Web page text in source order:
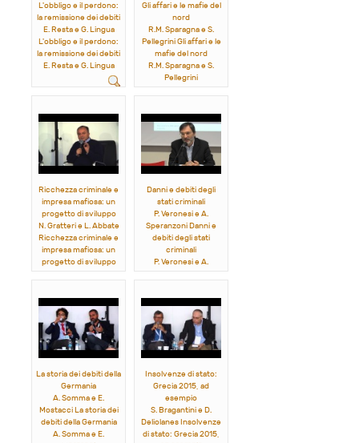
L'obbligo e il perdono:
la remissione dei debiti
E. Resta e G. Lingua
L'obbligo e il perdono:
la remissione dei debiti
E. Resta e G. Lingua
Gli affari e le mafie del
nord
R.M. Sparagna e S.
Pellegrini Gli affari e le
mafie del nord
R.M. Sparagna e S.
Pellegrini
Ricchezza criminale e
impresa mafiosa: un
progetto di sviluppo
N. Gratteri e L. Abbate
Ricchezza criminale e
impresa mafiosa: un
progetto di sviluppo
Danni e debiti degli
stati criminali
P. Veronesi e A.
Speranzoni Danni e
debiti degli stati
criminali
P. Veronesi e A.
La storia dei debiti della
Germania
A. Somma e E.
Mostacci La storia dei
debiti della Germania
A. Somma e E.
Insolvenze di stato:
Grecia 2015, ad
esempio
S. Bragantini e D.
Deliolanes Insolvenze
di stato: Grecia 2015,